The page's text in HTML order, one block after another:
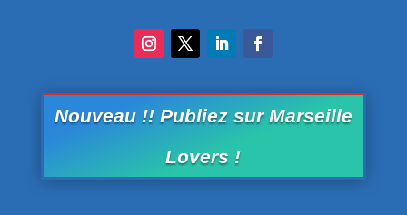
Nouveau !! Publiez sur Marseille
Lovers !